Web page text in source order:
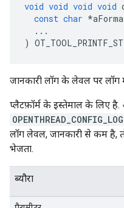
void void void void
const char *
...
)
जानकारी लॉग के लेवल पर
प्लैटफ़ॉर्म के इस्तेमाल के लिए
लॉग लेवल, जानकारी से कम है,
भेजता.
ब्यौरा